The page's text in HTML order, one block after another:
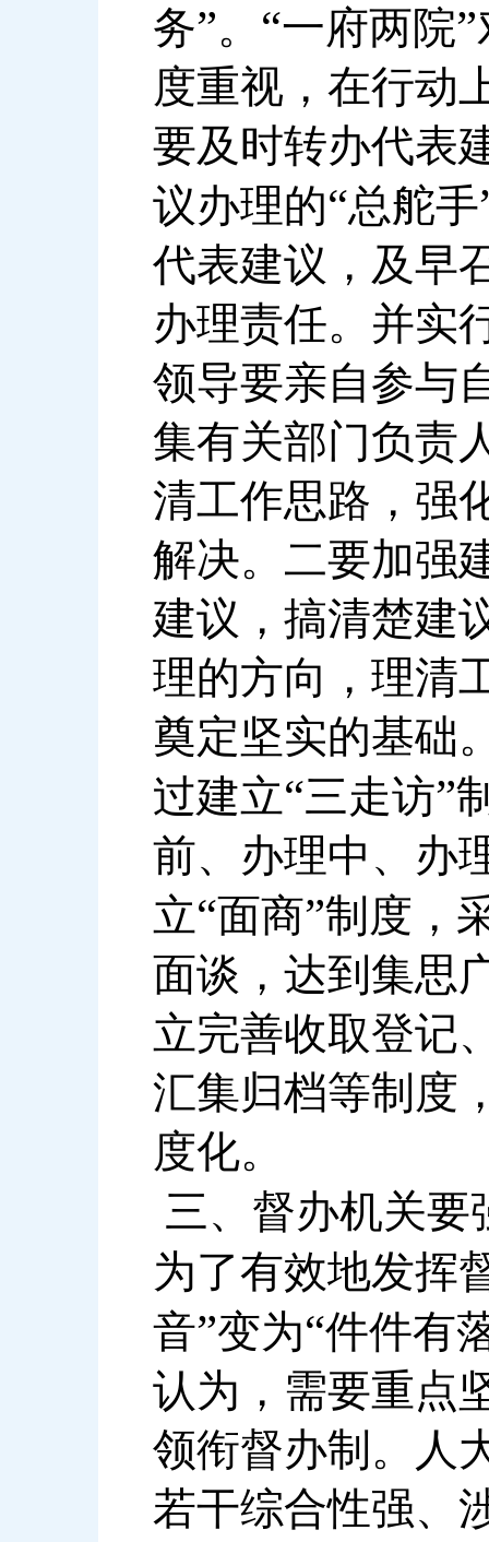
务”。 “一府两院”
度重视，在行动
要及时转办代表
议办理的“总舵手
代表建议，及早
办理责任。并实
领导要亲自参与
集有关部门负责
清工作思路，强
解决。二要加强
建议，搞清楚建
理的方向，理清
奠定坚实的基础
过建立“三走访”
前、办理中、办
立“面商”制度，
面谈，达到集思
立完善收取登记
汇集归档等制度
度化。
三、督办机关要
为了有效地发挥
音”变为“件件有
认为，需要重点
领衔督办制。人
若干综合性强、